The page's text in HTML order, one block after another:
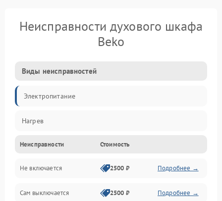
Неисправности духового шкафа
Beko
Виды неисправностей
Электропитание
Нагрев
Неисправности Стоимость
Не включается 2500 ₽ Подробнее →
Сам выключается 2500 ₽ Подробнее →